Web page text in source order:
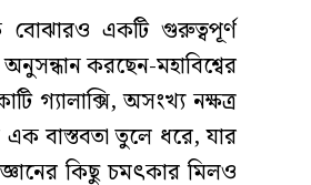
বোঝারও একটি গুরুত্বপূর্ণ
করছেন-মহাবিশ্বের
গ্যালাক্সি, অসংখ্য নক্ষত্র
বাস্তবতা তুলে ধরে, যার
কিছু চমৎকার মিলও